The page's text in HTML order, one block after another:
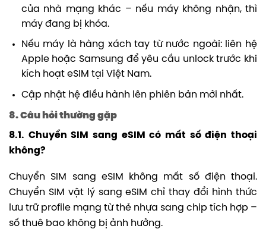
của nhà mạng khác – nếu máy không nhận, thì
máy đang bị khóa.
Nếu máy là hàng xách tay từ nước ngoài: liên hệ
Apple hoặc Samsung để yêu cầu unlock trước khi
kích hoạt eSIM tại Việt Nam.
Cập nhật hệ điều hành lên phiên bản mới nhất.
8. Câu hỏi thường gặp
8.1. Chuyển SIM sang eSIM có mất số điện thoại
không?
Chuyển SIM sang eSIM không mất số điện thoại.
Chuyển SIM vật lý sang eSIM chỉ thay đổi hình thức
lưu trữ profile mạng từ thẻ nhựa sang chip tích hợp –
số thuê bao không bị ảnh hưởng.